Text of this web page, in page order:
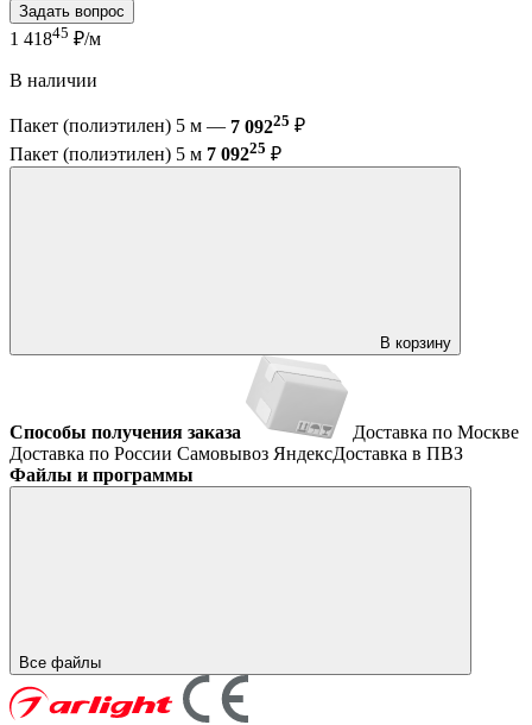
Задать вопрос
1 41845 ₽/м
В наличии
Пакет (полиэтилен) 5 м — 7 09225 ₽
Пакет (полиэтилен) 5 м 7 09225 ₽
В корзину
Способы получения заказа
Доставка по Москве
Доставка по России Самовывоз ЯндексДоставка в ПВЗ
Файлы и программы
Все файлы